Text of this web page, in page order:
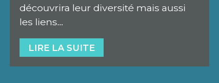
découvrira leur diversité mais aussi
les liens…
LIRE LA SUITE